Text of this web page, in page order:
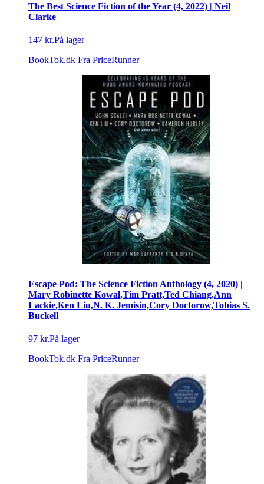
The Best Science Fiction of the Year (4, 2022) | Neil
Clarke
147 kr.På lager
BookTok.dk Fra PriceRunner
Escape Pod: The Science Fiction Anthology (4, 2020) |
Mary Robinette Kowal,Tim Pratt,Ted Chiang,Ann
Lackie,Ken Liu,N. K. Jemisin,Cory Doctorow,Tobias S.
Buckell
97 kr.På lager
BookTok.dk Fra PriceRunner